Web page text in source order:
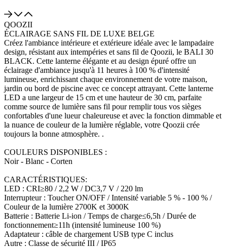
QOOZII
ÉCLAIRAGE SANS FIL DE LUXE BELGE
Créez l'ambiance intérieure et extérieure idéale avec le lampadaire
design, résistant aux intempéries et sans fil de Qoozii, le BALI 30
BLACK. Cette lanterne élégante et au design épuré offre un
éclairage d'ambiance jusqu'à 11 heures à 100 % d'intensité
lumineuse, enrichissant chaque environnement de votre maison,
jardin ou bord de piscine avec ce concept attrayant. Cette lanterne
LED a une largeur de 15 cm et une hauteur de 30 cm, parfaite
comme source de lumière sans fil pour remplir tous vos sièges
confortables d'une lueur chaleureuse et avec la fonction dimmable et
la nuance de couleur de la lumière réglable, votre Qoozii crée
toujours la bonne atmosphère. .
COULEURS DISPONIBLES :
Noir - Blanc - Corten
CARACTÉRISTIQUES:
LED : CRI≥80 / 2,2 W / DC3,7 V / 220 lm
Interrupteur : Toucher ON/OFF / Intensité variable 5 % - 100 % /
Couleur de la lumière 2700K et 3000K
Batterie : Batterie Li-ion / Temps de charge≤6,5h / Durée de
fonctionnement≥11h (intensité lumineuse 100 %)
Adaptateur : câble de chargement USB type C inclus
Autre : Classe de sécurité III / IP65